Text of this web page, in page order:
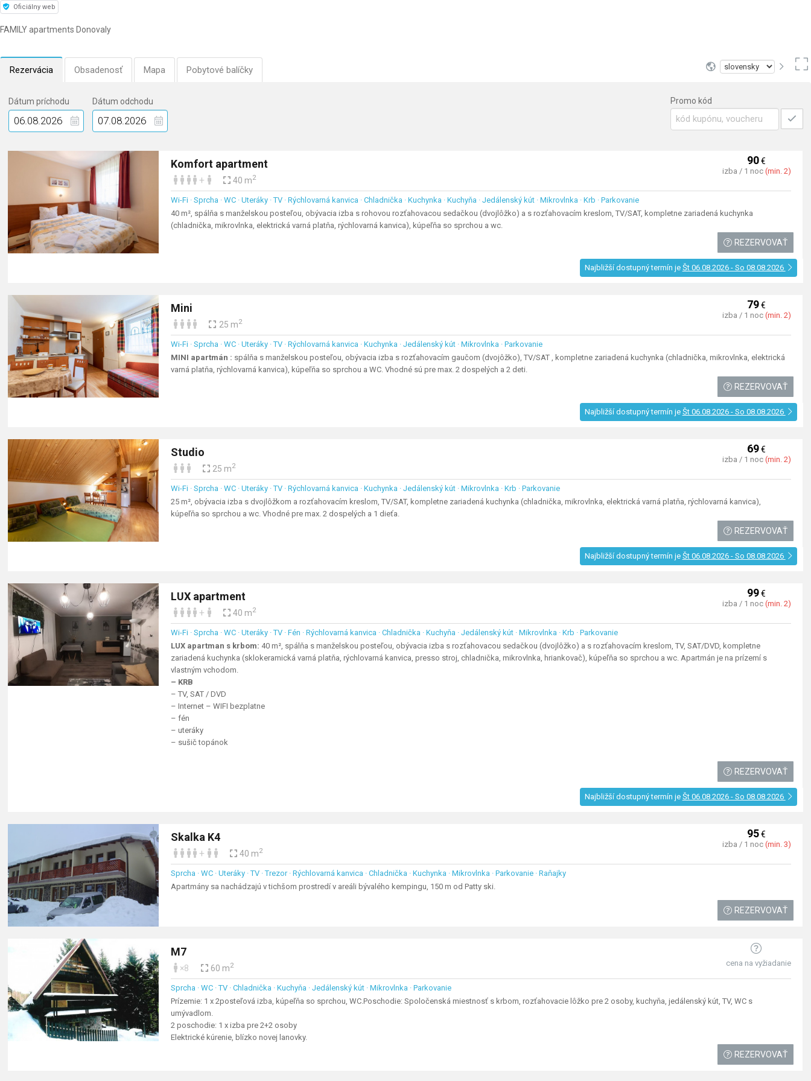
Oficiálny web
FAMILY apartments Donovaly
Rezervácia Obsadenosť Mapa Pobytové balíčky
Dátum príchodu Dátum odchodu Promo kód
Komfort apartment
+ 40 m2
90€
izba / 1 noc (min. 2)
Wi-Fi · Sprcha · WC · Uteráky · TV · Rýchlovarná kanvica · Chladnička · Kuchynka · Kuchyňa · Jedálenský kút · Mikrovlnka · Krb · Parkovanie
40 m², spálňa s manželskou posteľou, obývacia izba s rohovou rozťahovacou sedačkou (dvojlôžko) a s rozťahovacím kreslom, TV/SAT, kompletne zariadená kuchynka
(chladnička, mikrovlnka, elektrická varná platňa, rýchlovarná kanvica), kúpeľňa so sprchou a wc.
REZERVOVAŤ
Najbližší dostupný termín je Št 06.08.2026 - So 08.08.2026
Mini
25 m2
79€
izba / 1 noc (min. 2)
Wi-Fi · Sprcha · WC · Uteráky · TV · Rýchlovarná kanvica · Kuchynka · Jedálenský kút · Mikrovlnka · Parkovanie
MINI apartmán : spálňa s manželskou posteľou, obývacia izba s rozťahovacím gaučom (dvojôžko), TV/SAT , kompletne zariadená kuchynka (chladnička, mikrovlnka, elektrická
varná platňa, rýchlovarná kanvica), kúpeľňa so sprchou a WC. Vhodné sú pre max. 2 dospelých a 2 deti.
REZERVOVAŤ
Najbližší dostupný termín je Št 06.08.2026 - So 08.08.2026
Studio
25 m2
69€
izba / 1 noc (min. 2)
Wi-Fi · Sprcha · WC · Uteráky · TV · Rýchlovarná kanvica · Kuchynka · Jedálenský kút · Mikrovlnka · Krb · Parkovanie
25 m², obývacia izba s dvojlôžkom a rozťahovacím kreslom, TV/SAT, kompletne zariadená kuchynka (chladnička, mikrovlnka, elektrická varná platňa, rýchlovarná kanvica),
kúpeľňa so sprchou a wc. Vhodné pre max. 2 dospelých a 1 dieťa.
REZERVOVAŤ
Najbližší dostupný termín je Št 06.08.2026 - So 08.08.2026
LUX apartment
+ 40 m2
99€
izba / 1 noc (min. 2)
Wi-Fi · Sprcha · WC · Uteráky · TV · Fén · Rýchlovarná kanvica · Chladnička · Kuchyňa · Jedálenský kút · Mikrovlnka · Krb · Parkovanie
LUX apartman s krbom: 40 m², spálňa s manželskou posteľou, obývacia izba s rozťahovacou sedačkou (dvojlôžko) a s rozťahovacím kreslom, TV, SAT/DVD, kompletne
zariadená kuchynka (sklokeramická varná platňa, rýchlovarná kanvica, presso stroj, chladnička, mikrovlnka, hriankovač), kúpeľňa so sprchou a wc. Apartmán je na prízemí s
vlastným vchodom.
– KRB
– TV, SAT / DVD
– Internet – WIFI bezplatne
– fén
– uteráky
– sušič topánok
REZERVOVAŤ
Najbližší dostupný termín je Št 06.08.2026 - So 08.08.2026
Skalka K4
+ 40 m2
95€
izba / 1 noc (min. 3)
Sprcha · WC · Uteráky · TV · Trezor · Rýchlovarná kanvica · Chladnička · Kuchynka · Mikrovlnka · Parkovanie · Raňajky
Apartmány sa nachádzajú v tichšom prostredí v areáli bývalého kempingu, 150 m od Patty ski.
REZERVOVAŤ
M7
×8 60 m2 cena na vyžiadanie
Sprcha · WC · TV · Chladnička · Kuchyňa · Jedálenský kút · Mikrovlnka · Parkovanie
Prízemie: 1 x 2posteľová izba, kúpeľňa so sprchou, WC.Poschodie: Spoločenská miestnosť s krbom, rozťahovacie lôžko pre 2 osoby, kuchyňa, jedálenský kút, TV, WC s
umývadlom.
2 poschodie: 1 x izba pre 2+2 osoby
Elektrické kúrenie, blízko novej lanovky.
REZERVOVAŤ